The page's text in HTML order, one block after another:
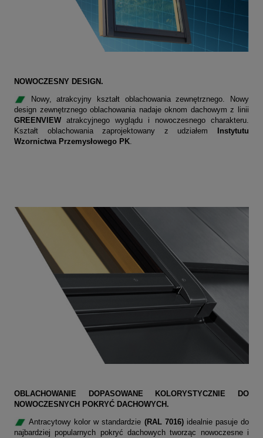
NOWOCZESNY DESIGN.
Nowy, atrakcyjny kształt oblachowania zewnętrznego. Nowy
design zewnętrznego oblachowania nadaje oknom dachowym z linii
GREENVIEW atrakcyjnego wyglądu i nowoczesnego charakteru.
Kształt oblachowania zaprojektowany z udziałem
Instytutu
Wzornictwa Przemysłowego PK.
OBLACHOWANIE DOPASOWANE KOLORYSTYCZNIE DO
NOWOCZESNYCH POKRYĆ DACHOWYCH.
Antracytowy kolor w standardzie (RAL 7016)idealnie pasuje do
najbardziej popularnych pokryć dachowych tworząc nowoczesne i